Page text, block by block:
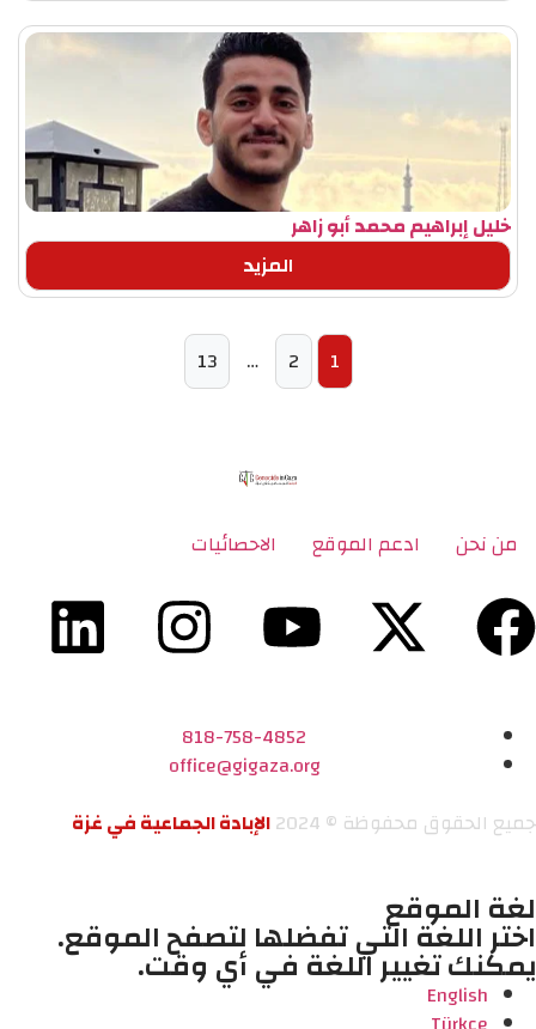
خليل إبراهيم محمد أبو زاهر
المزيد
1
2
…
13
من نحن ادعم الموقع الاحصائيات
818-758-4852
office@gigaza.org
جميع الحقوق محفوظة © 2024
الإبادة الجماعية في غزة
لغة الموقع
اختر اللغة التي تفضلها لتصفح الموقع.
يمكنك تغيير اللغة في أي وقت.
English